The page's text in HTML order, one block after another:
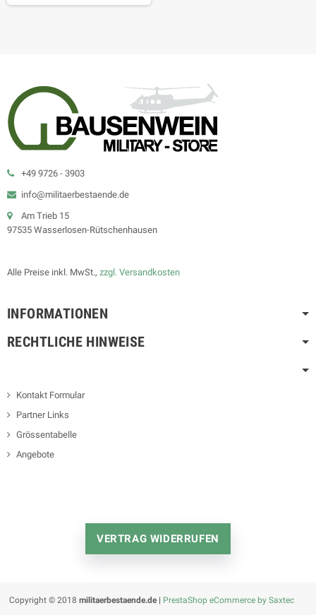
+49 9726 - 3903
info@militaerbestaende.de
Am Trieb 15
97535 Wasserlosen-Rütschenhausen
Alle Preise inkl. MwSt., zzgl. Versandkosten
INFORMATIONEN
RECHTLICHE HINWEISE
Kontakt Formular
Partner Links
Grössentabelle
Angebote
VERTRAG WIDERRUFEN
Copyright © 2018 militaerbestaende.de | PrestaShop eCommerce by Saxtec